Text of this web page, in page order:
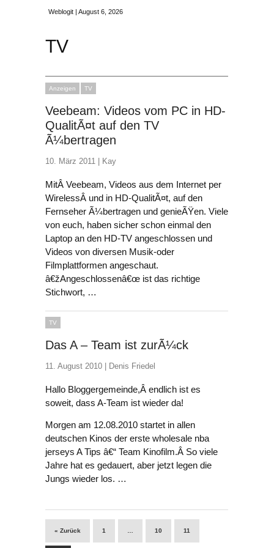
Weblogit | August 6, 2026
TV
Anzeigen TV
Veebeam: Videos vom PC in HD-
QualitÃ¤t auf den TV
Ã¼bertragen
10. März 2011 | Kay
MitÂ Veebeam, Videos aus dem Internet per
WirelessÂ und in HD-QualitÃ¤t, auf den
Fernseher Ã¼bertragen und genieÃŸen. Viele
von euch, haben sicher schon einmal den
Laptop an den HD-TV angeschlossen und
Videos von diversen Musik-oder
Filmplattformen angeschaut.
â€žAngeschlossenâ€œ ist das richtige
Stichwort, …
TV
Das A – Team ist zurÃ¼ck
11. August 2010 | Denis Friedel
Hallo Bloggergemeinde,Â endlich ist es
soweit, dass A-Team ist wieder da!
Morgen am 12.08.2010 startet in allen
deutschen Kinos der erste wholesale nba
jerseys A Tips â€“ Team Kinofilm.Â So viele
Jahre hat es gedauert, aber jetzt legen die
Jungs wieder los. …
« Zurück 1 10 11